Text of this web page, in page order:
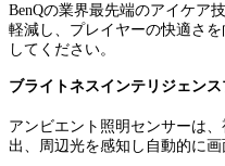
BenQの業界最先端のアイケア
軽減し、プレイヤーの快適さ
してください。
ブライトネスインテリジェン
アンビエント照明センサーは
出、周辺光を感知し自動的に